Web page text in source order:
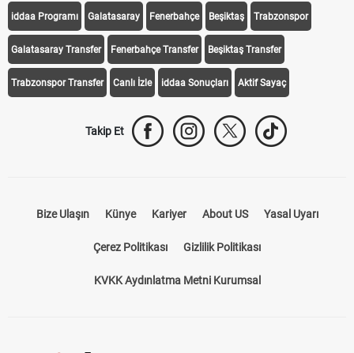
iddaa Programı Galatasaray Fenerbahçe Beşiktaş Trabzonspor
Galatasaray Transfer Fenerbahçe Transfer Beşiktaş Transfer
Trabzonspor Transfer Canlı İzle iddaa Sonuçları Aktif Sayaç
Takip Et
Bize Ulaşın Künye Kariyer About US Yasal Uyarı
Çerez Politikası Gizlilik Politikası
KVKK Aydınlatma Metni Kurumsal